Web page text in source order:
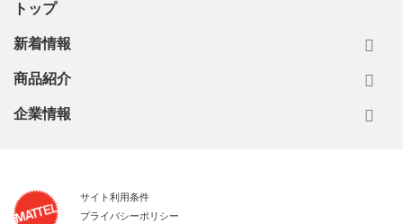
トップ
新着情報
商品紹介
企業情報
サイト利用条件
プライバシーポリシー